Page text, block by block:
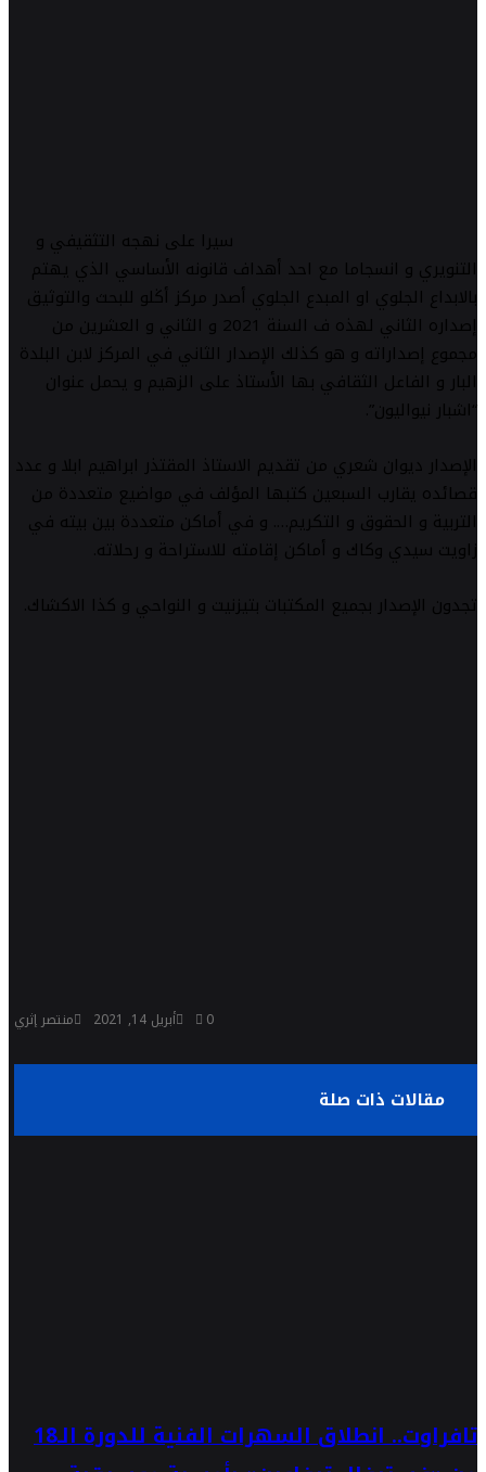
سيرا على نهجه التثقيفي و
التنويري و انسجاما مع احد أهداف قانونه الأساسي الذي يهتم
بالابداع الجلوي او المبدع الجلوي أصدر مركز أݢلو للبحث والتوثيق
إصداره الثاني لهذه ف السنة 2021 و الثاني و العشرين من
مجموع إصداراته و هو كذلك الإصدار الثاني في المركز لابن البلدة
البار و الفاعل الثقافي بها الأستاذ على الزهيم و يحمل عنوان
“اشبار نيواليون”.
الإصدار ديوان شعري من تقديم الاستاذ المقتذر ابراهيم ابلا و عدد
قصائده يقارب السبعين كتبها المؤلف في مواضيع متعددة من
التربية و الحقوق و التكريم…. و في أماكن متعددة بين بيته في
زاويت سيدي وكاك و أماكن إقامته للاستراحة و رحلاته.
تجدون الإصدار بجميع المكتبات بتيزنيت و النواحي و كذا الاكشاك.
منتصر إثري أبريل 14, 2021 0
مقالات ذات صلة
تافراوت.. انطلاق السهرات الفنية للدورة الـ18